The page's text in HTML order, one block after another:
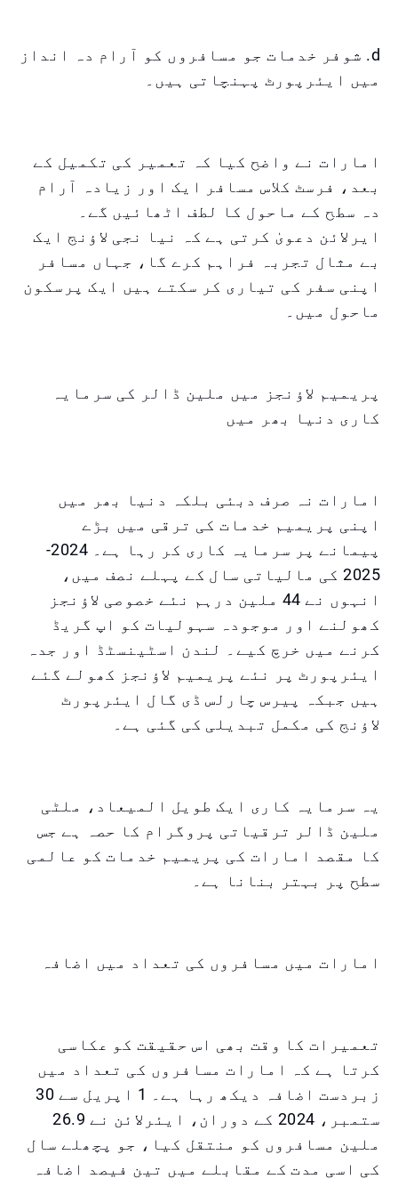
d. شوفر خدمات جو مسافروں کو آرام دہ انداز
میں ایئرپورٹ پہنچاتی ہیں۔
امارات نے واضح کیا کہ تعمیر کی تکمیل کے
بعد، فرسٹ کلاس مسافر ایک اور زیادہ آرام
دہ سطح کے ماحول کا لطف اٹھائیں گے۔
ایرلائن دعویٰ کرتی ہے کہ نیا نجی لاؤنج ایک
بے مثال تجربہ فراہم کرے گا، جہاں مسافر
اپنی سفر کی تیاری کر سکتے ہیں ایک پرسکون
ماحول میں۔
پریمیم لاؤنجز میں ملین ڈالر کی سرمایہ
کاری دنیا بھر میں
امارات نہ صرف دبئی بلکہ دنیا بھر میں
اپنی پریمیم خدمات کی ترقی میں بڑے
پیمانے پر سرمایہ کاری کر رہا ہے۔ 2024-
2025 کی مالیاتی سال کے پہلے نصف میں،
انہوں نے 44 ملین درہم نئے خصوصی لاؤنجز
کھولنے اور موجودہ سہولیات کو اپ گریڈ
کرنے میں خرچ کیے۔ لندن اسٹینسٹڈ اور جدہ
ایئرپورٹ پر نئے پریمیم لاؤنجز کھولے گئے
ہیں جبکہ پیرس چارلس ڈی گال ایئرپورٹ
لاؤنج کی مکمل تبدیلی کی گئی ہے۔
یہ سرمایہ کاری ایک طویل المیعاد، ملٹی
ملین ڈالر ترقیاتی پروگرام کا حصہ ہے جس
کا مقصد امارات کی پریمیم خدمات کو عالمی
سطح پر بہتر بنانا ہے۔
امارات میں مسافروں کی تعداد میں اضافہ
تعمیرات کا وقت بھی اس حقیقت کو عکاسی
کرتا ہے کہ امارات مسافروں کی تعداد میں
زبردست اضافہ دیکھ رہا ہے۔ 1 اپریل سے 30
ستمبر، 2024 کے دوران، ایئرلائن نے 26.9
ملین مسافروں کو منتقل کیا، جو پچھلے سال
کی اسی مدت کے مقابلے میں تین فیصد اضافہ